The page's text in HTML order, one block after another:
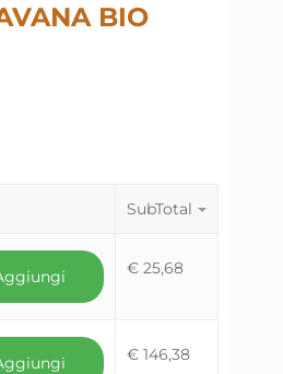
BIO
SubTotal
€25,68
€146,38